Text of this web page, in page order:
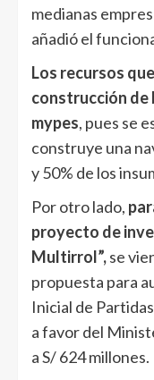
medianas
añadió el
Los recursos
construcción de
mypes, pues se
construye una
y 50% de los
Por otro lado,
proyecto de
Multirrol”,se
propuesta para
Inicial de
a favor del
a S/ 624 millones.